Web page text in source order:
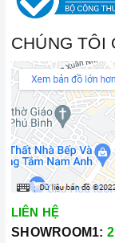
CHÚNG TÔI
LIÊN HỆ
SHOWROOM1: